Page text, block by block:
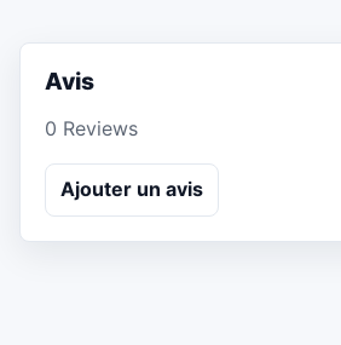
Avis
0 Reviews
Ajouter un avis